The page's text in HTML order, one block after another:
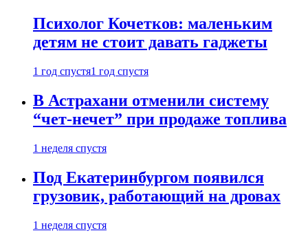
Психолог Кочетков: маленьким
детям не стоит давать гаджеты
1 год спустя1 год спустя
В Астрахани отменили систему
“чет-нечет” при продаже топлива
1 неделя спустя
Под Екатеринбургом появился
грузовик, работающий на дровах
1 неделя спустя